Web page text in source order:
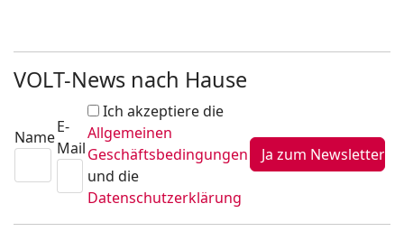
VOLT-News nach Hause
Name
E-
Mail
Ich akzeptiere die
Allgemeinen
Geschäftsbedingungen
und die
Datenschutzerklärung